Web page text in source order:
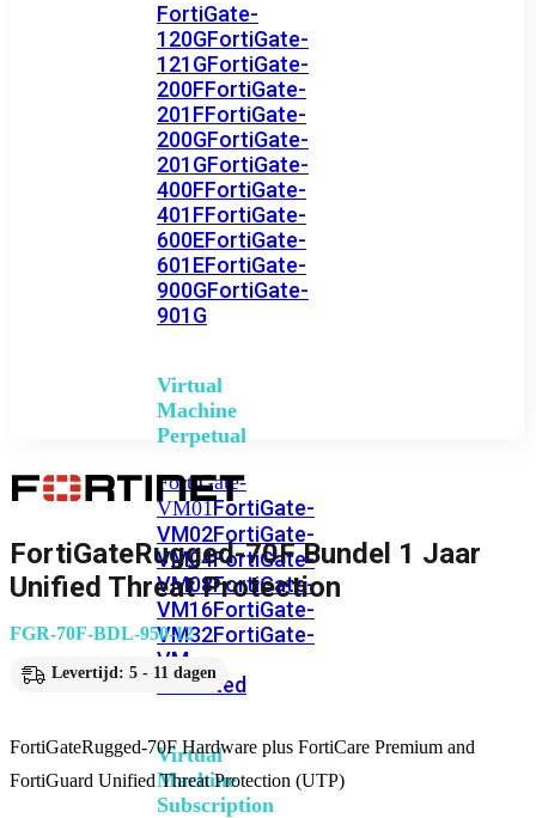
FortiGate-
120GFortiGate-
121GFortiGate-
200FFortiGate-
201FFortiGate-
200GFortiGate-
201GFortiGate-
400FFortiGate-
401FFortiGate-
600EFortiGate-
601EFortiGate-
900GFortiGate-
901G
Virtual
Machine
Perpetual
FortiGate-
VM01FortiGate-
VM02FortiGate-
VM04FortiGate-
VM08FortiGate-
VM16FortiGate-
VM32FortiGate-
VM
Unlimited
Virtual
Machine
Subscription
FortiGateRugged-70F Bundel 1 Jaar
Unified Threat Protection
FGR-70F-BDL-950-12
Levertijd: 5 - 11 dagen
FortiGateRugged-70F Hardware plus FortiCare Premium and
FortiGuard Unified Threat Protection (UTP)